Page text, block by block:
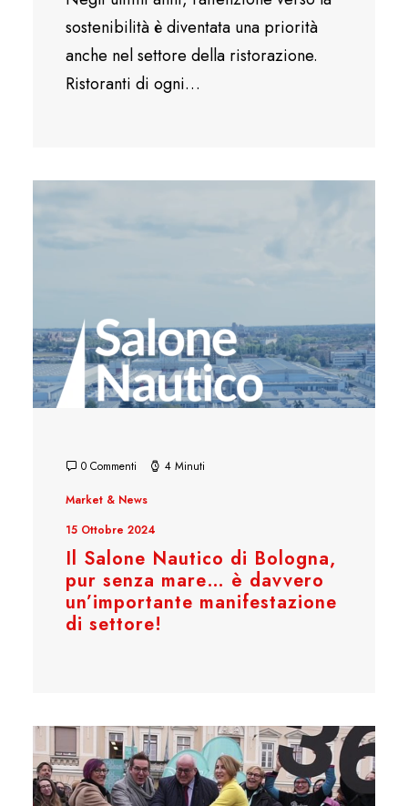
sostenibilità è diventata una priorità
anche nel settore della ristorazione.
Ristoranti di ogni…
0 Commenti 4 Minuti
Market & News
15 Ottobre 2024
Il Salone Nautico di Bologna,
pur senza mare… è davvero
un’importante manifestazione
di settore!